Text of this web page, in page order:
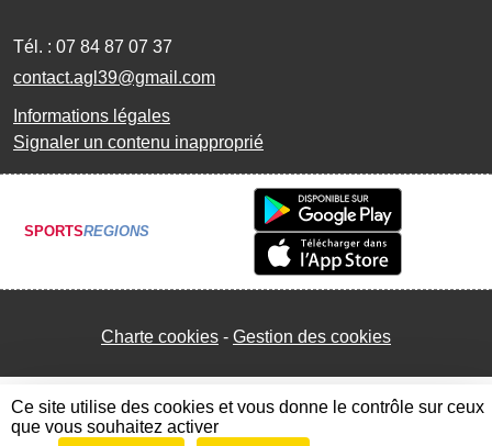
Tél. : 07 84 87 07 37
contact.agl39@gmail.com
Informations légales
Signaler un contenu inapproprié
SPORTSREGIONS
Charte cookies Gestion des cookies
Ce site utilise des cookies et vous donne le contrôle sur ceux
que vous souhaitez activer